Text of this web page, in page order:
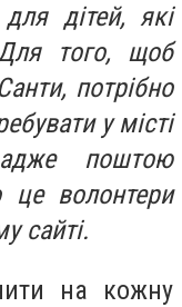
дітей, які
того, щоб
потрібно
у місті
поштою
це волонтери
сайті.
на кожну